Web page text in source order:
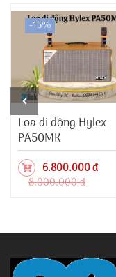
-15%
Loa di động Hylex
PA50MK
6.800.000 đ
8.000.000 đ